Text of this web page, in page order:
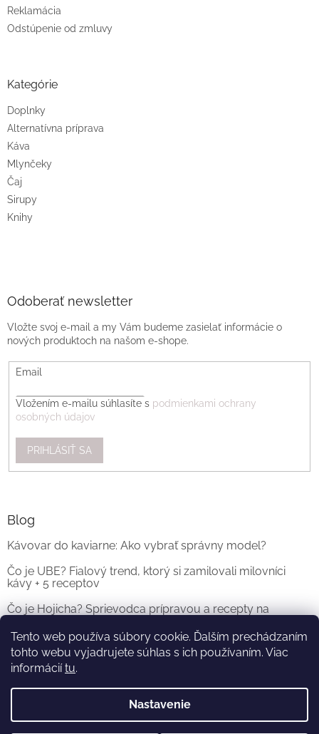
Tento web používa súbory cookie. Ďalším prechádzaním
tohto webu vyjadrujete súhlas s ich používaním. Viac
informáciítu.
Nastavenie
Reklamácia
Odstúpenie od zmluvy
Kategórie
Doplnky
Alternatívna príprava
Káva
Mlynčeky
Čaj
Sirupy
Knihy
Odoberať newsletter
Vložte svoj e-mail a my Vám budeme zasielať informácie o
nových produktoch na našom e-shope.
Email
Vložením e-mailu súhlasíte s podmienkami ochrany
osobných údajov
PRIHLÁSIŤ SA
Blog
Kávovar do kaviarne: Ako vybrať správny model?
Čo je UBE? Fialový trend, ktorý si zamilovali milovníci
kávy + 5 receptov
Čo je Hojicha? Sprievodca prípravou a recepty na
ARCHÍV
Vytvoril Shoptet a